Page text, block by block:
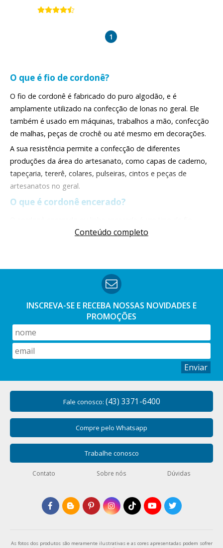
1
O que é fio de cordonê?
O fio de cordonê é fabricado do puro algodão, e é
amplamente utilizado na confecção de lonas no geral. Ele
também é usado em máquinas, trabalhos a mão, confecção
de malhas, peças de crochê ou até mesmo em decorações.
A sua resistência permite a confecção de diferentes
produções da área do artesanato, como capas de caderno,
tapeçaria, tererê, colares, pulseiras, cintos e peças de
artesanatos no geral.
O que é cordonê encerado?
revestido com cera é bastante utilizado para fazer peças de
Um cordonê encerado é fabricado de filamento de poliéster
de alta tenacidade, retorcido, torcido, com acabamento
especial e retorcido. A sua tonalidade pode variar de acordo
com o tipo de tela utilizada ou lote disponível.
O fio e cordonê encerado podem ser utilizados para diversas
finalidades, como costura de roupas, aplicações, ajustes e
bainhas reforçadas. Também podem ser utilizados em
pesca, bijuterias, guias e fios, além do artesanato.
Também conhecido como linha cordonê, o cordonê
encerado foi desenvolvido pela indústria de calçados. No
entanto, devido ao fato de contar com muitas cores e por
sua resistência, se popularizou no artesanato.
Há algumas diferenças entre o fio e o cordonê encerado.
e durável. Os principais tipos são:
Conteúdo completo
INSCREVA-SE E RECEBA NOSSAS NOVIDADES E
PROMOÇÕES
Enviar
Fale conosco: (43) 3371-6400
Compre pelo Whatsapp
Trabalhe conosco
Contato Sobre nós Dúvidas
As fotos dos produtos são meramente ilustrativas e as cores apresentadas podem sofrer